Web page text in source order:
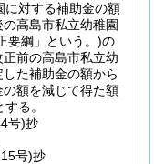
に対する補助金の額
高島市私立幼稚園
要綱」という。)の
前の高島市私立幼
た補助金の額から
額を減じて得た額
る。
号)抄
号)抄